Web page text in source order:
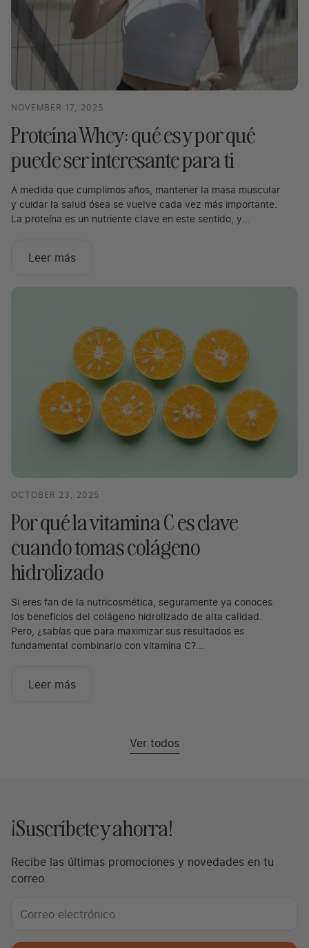
NOVEMBER 17, 2025
Proteína Whey: qué es y por qué
puede ser interesante para ti
A medida que cumplimos años, mantener la masa muscular
y cuidar la salud ósea se vuelve cada vez más importante.
La proteína es un nutriente clave en este sentido, y...
Leer más
OCTOBER 23, 2025
Por qué la vitamina C es clave
cuando tomas colágeno
hidrolizado
Si eres fan de la nutricosmética, seguramente ya conoces
los beneficios del colágeno hidrolizado de alta calidad.
Pero, ¿sabías que para maximizar sus resultados es
fundamental combinarlo con vitamina C?...
Leer más
Ver todos
¡Suscríbete y ahorra!
Recibe las últimas promociones y novedades en tu
correo.